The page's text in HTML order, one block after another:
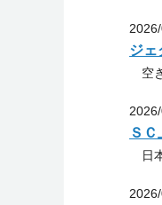
ジェ
空
Ｓ
日